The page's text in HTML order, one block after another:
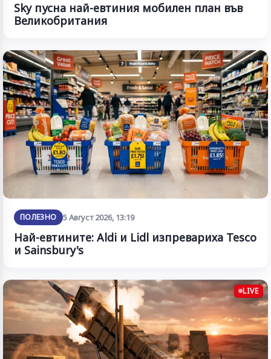
Sky пусна най-евтиния мобилен план във
Великобритания
ПОЛЕЗНО 5 Август 2026, 13:19
Най-евтините: Aldi и Lidl изпревариха Tesco
и Sainsbury's
LIVE